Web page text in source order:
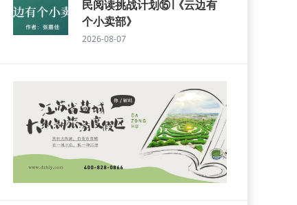
民阅读挑战计划⑮∣《云边有
个小卖部》
2026-08-07